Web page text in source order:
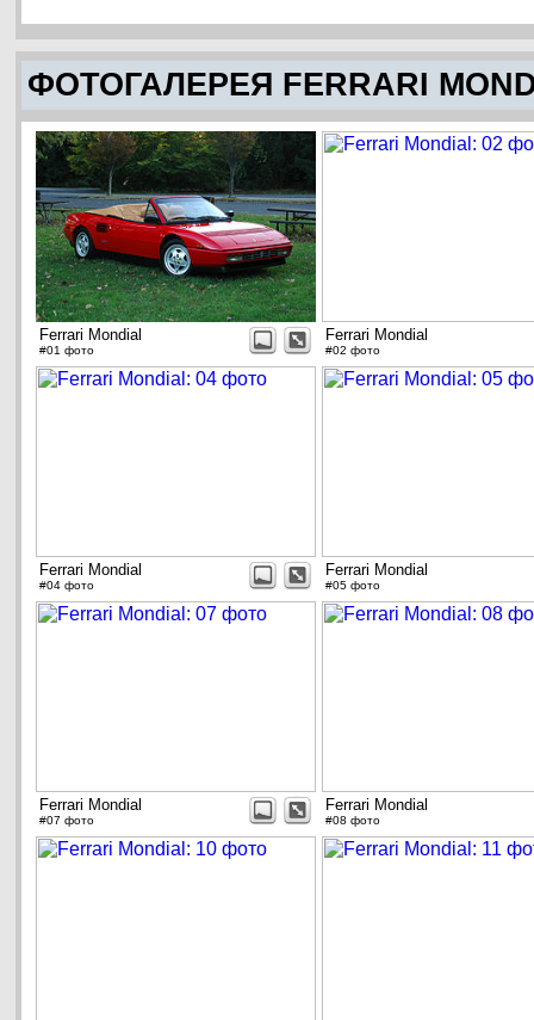
ФОТОГАЛЕРЕЯ FERRARI
Ferrari Mondial
#01 фото
Ferrari Mondial
#02 фото
Ferrari Mondial
#04 фото
Ferrari Mondial
#05 фото
Ferrari Mondial
#07 фото
Ferrari Mondial
#08 фото